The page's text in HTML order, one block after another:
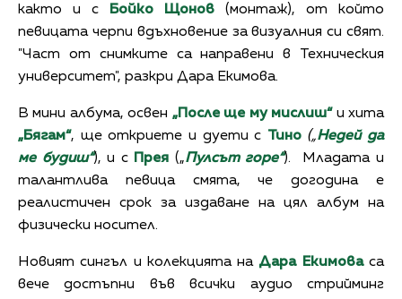
както и с Бойко Щонов (монтаж), от който
певицата черпи вдъхновение за визуалния си свят.
"Част от снимките са направени в Техническия
университет", разкри Дара Екимова.
В мини албума, освен „После ще му мислиш“и хита
„Бягам“, ще откриете и дуети с Тино („Недей да
ме будиш“), и с Прея („Пулсът горе“). Младата и
талантлива певица смята, че догодина е
реалистичен срок за издаване на цял албум на
физически носител.
Новият сингъл и колекцията на Дара Екимоваса
вече достъпни във всички аудио стрийминг